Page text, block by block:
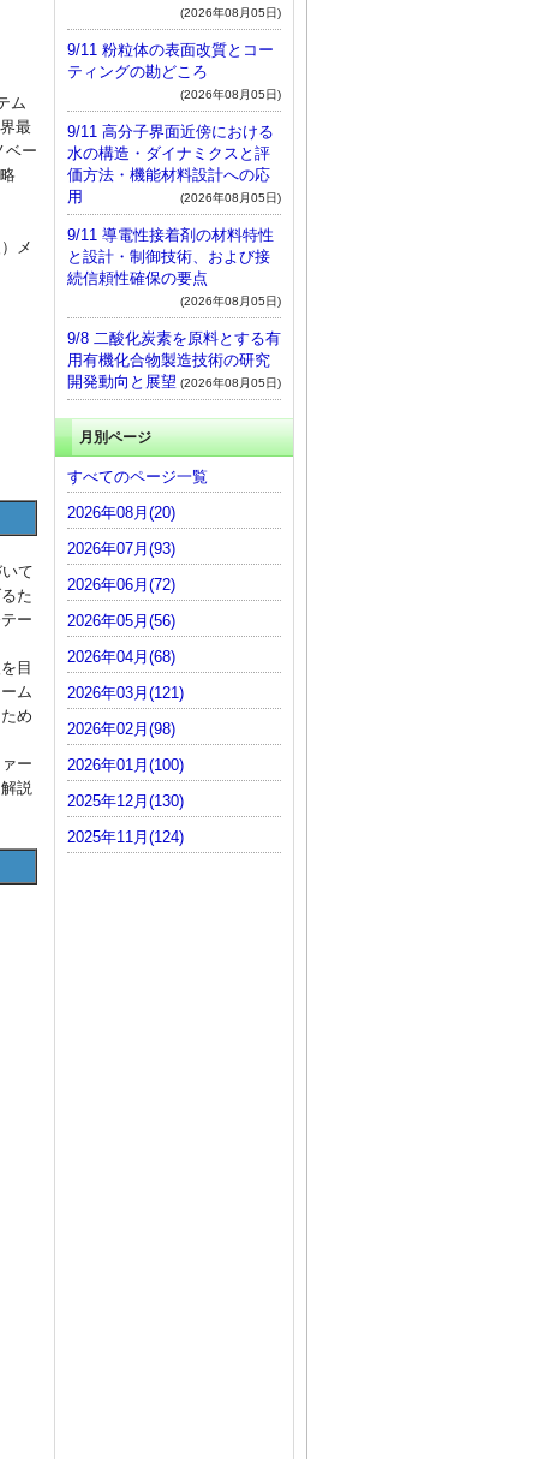
ム
最
ベー
メ
て
た
ー
目
ム
め
ー
説
(2026年08月05日)
9/11 粉粒体の表面改質とコー
ティングの勘どころ
(2026年08月05日)
9/11 高分子界面近傍における
水の構造・ダイナミクスと評
価方法・機能材料設計への応
用
(2026年08月05日)
9/11 導電性接着剤の材料特性
と設計・制御技術、および接
続信頼性確保の要点
(2026年08月05日)
9/8 二酸化炭素を原料とする有
用有機化合物製造技術の研究
開発動向と展望 (2026年08月05日)
月別ページ
すべてのページ一覧
2026年08月(20)
2026年07月(93)
2026年06月(72)
2026年05月(56)
2026年04月(68)
2026年03月(121)
2026年02月(98)
2026年01月(100)
2025年12月(130)
2025年11月(124)